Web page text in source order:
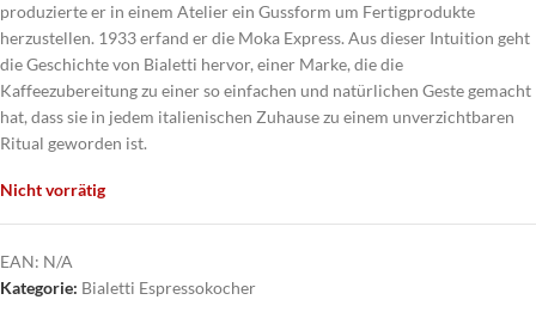
produzierte er in einem Atelier ein Gussform um Fertigprodukte
herzustellen. 1933 erfand er die Moka Express. Aus dieser Intuition geht
die Geschichte von Bialetti hervor, einer Marke, die die
Kaffeezubereitung zu einer so einfachen und natürlichen Geste gemacht
hat, dass sie in jedem italienischen Zuhause zu einem unverzichtbaren
Ritual geworden ist.
Nicht vorrätig
EAN: N/A
Kategorie: Bialetti Espressokocher